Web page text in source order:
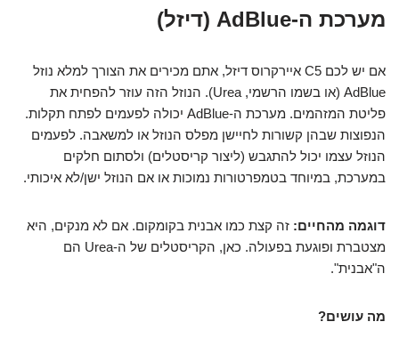
מערכת ה-AdBlue (דיזל)
אם יש לכם C5 איירקרוס דיזל, אתם מכירים את הצורך למלא נוזל
AdBlue (או בשמו הרשמי, Urea). הנוזל הזה עוזר להפחית את
פליטת המזהמים. מערכת ה-AdBlue יכולה לפעמים לפתח תקלות.
הנפוצות שבהן קשורות לחיישן מפלס הנוזל או למשאבה. לפעמים
הנוזל עצמו יכול להתגבש (ליצור קריסטלים) ולסתום חלקים
במערכת, במיוחד בטמפרטורות נמוכות או אם הנוזל ישן/לא איכותי.
דוגמה מהחיים: זה קצת כמו אבנית בקומקום. אם לא מנקים, היא
מצטברת ופוגעת בפעולה. כאן, הקריסטלים של ה-Urea הם
ה"אבנית".
מה עושים?